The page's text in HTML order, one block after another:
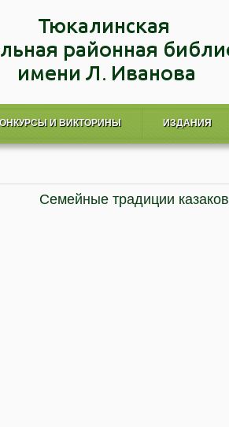
И ВИКТОРИНЫ ИЗДАНИЯ
Семейные традиции казаков